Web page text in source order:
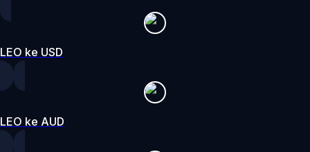
LEO ke USD
LEO ke AUD